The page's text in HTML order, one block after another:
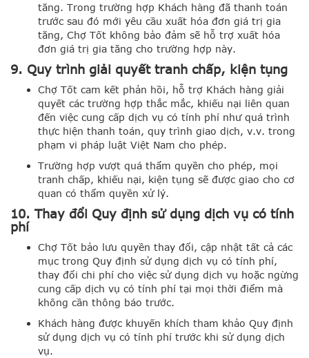
tăng. Trong trường hợp Khách hàng đã thanh toán
trước sau đó mới yêu cầu xuất hóa đơn giá trị gia
tăng, Chợ Tốt không bảo đảm sẽ hỗ trợ xuất hóa
đơn giá trị gia tăng cho trường hợp này.
9. Quy trình giải quyết tranh chấp, kiện tụng
Chợ Tốt cam kết phản hồi, hỗ trợ Khách hàng giải
quyết các trường hợp thắc mắc, khiếu nại liên quan
đến việc cung cấp dịch vụ có tính phí như quá trình
thực hiện thanh toán, quy trình giao dịch, v.v. trong
phạm vi pháp luật Việt Nam cho phép.
Trường hợp vượt quá thẩm quyền cho phép, mọi
tranh chấp, khiếu nại, kiện tụng sẽ được giao cho cơ
quan có thẩm quyền xử lý.
10. Thay đổi Quy định sử dụng dịch vụ có tính
phí
Chợ Tốt bảo lưu quyền thay đổi, cập nhật tất cả các
mục trong Quy định sử dụng dịch vụ có tính phí,
thay đổi chi phí cho việc sử dụng dịch vụ hoặc ngừng
cung cấp dịch vụ có tính phí tại mọi thời điểm mà
không cần thông báo trước.
Khách hàng được khuyến khích tham khảo Quy định
sử dụng dịch vụ có tính phí trước khi sử dụng dịch
vụ.